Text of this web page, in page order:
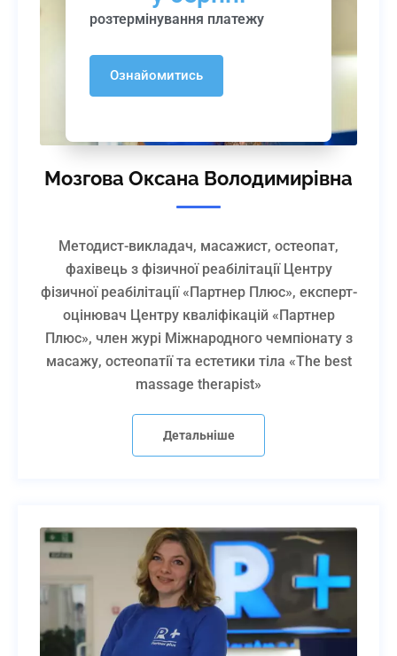
Мозгова Оксана Володимирівна
Методист-викладач, масажист, остеопат,
фахівець з фізичної реабілітації Центру
фізичної реабілітації «Партнер Плюс», експерт-
оцінювач Центру кваліфікацій «Партнер
Плюс», член журі Міжнародного чемпіонату з
масажу, остеопатії та естетики тіла «The best
massage therapist»
Детальніше
розтермінування платежу
Ознайомитись